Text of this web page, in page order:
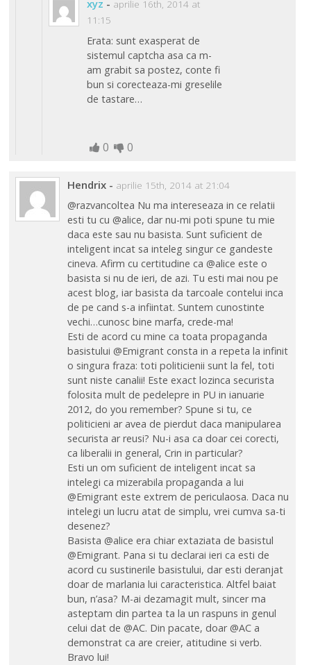
xyz - aprilie 16th, 2014 at
11:15
Erata: sunt exasperat de
sistemul captcha asa ca m-
am grabit sa postez, conte fi
bun si corecteaza-mi greselile
de tastare…
0 0
Hendrix - aprilie 15th, 2014 at 21:04
@razvancoltea Nu ma intereseaza in ce relatii
esti tu cu @alice, dar nu-mi poti spune tu mie
daca este sau nu basista. Sunt suficient de
inteligent incat sa inteleg singur ce gandeste
cineva. Afirm cu certitudine ca @alice este o
basista si nu de ieri, de azi. Tu esti mai nou pe
acest blog, iar basista da tarcoale contelui inca
de pe cand s-a infiintat. Suntem cunostinte
vechi…cunosc bine marfa, crede-ma!
Esti de acord cu mine ca toata propaganda
basistului @Emigrant consta in a repeta la infinit
o singura fraza: toti politicienii sunt la fel, toti
sunt niste canalii! Este exact lozinca securista
folosita mult de pedelepre in PU in ianuarie
2012, do you remember? Spune si tu, ce
politicieni ar avea de pierdut daca manipularea
securista ar reusi? Nu-i asa ca doar cei corecti,
ca liberalii in general, Crin in particular?
Esti un om suficient de inteligent incat sa
intelegi ca mizerabila propaganda a lui
@Emigrant este extrem de periculaosa. Daca nu
intelegi un lucru atat de simplu, vrei cumva sa-ti
desenez?
Basista @alice era chiar extaziata de basistul
@Emigrant. Pana si tu declarai ieri ca esti de
acord cu sustinerile basistului, dar esti deranjat
doar de marlania lui caracteristica. Altfel baiat
bun, n’asa? M-ai dezamagit mult, sincer ma
asteptam din partea ta la un raspuns in genul
celui dat de @AC. Din pacate, doar @AC a
demonstrat ca are creier, atitudine si verb.
Bravo lui!